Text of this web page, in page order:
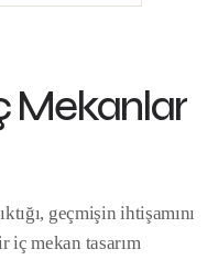
Mekanlar
geçmişin ihtişamını
iç mekan tasarım